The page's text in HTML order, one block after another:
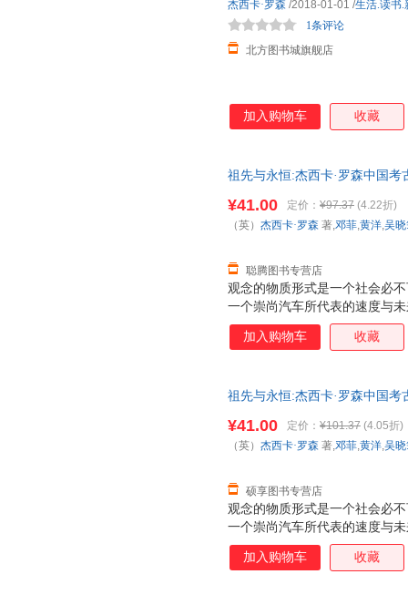
北方图书城旗舰店
1条评论
杰西卡·罗森 /2018-01-01 /生活.读书.
加入购物车 收藏
祖先与永恒:杰西卡·罗森中国
杀，欢迎选购！
观念的物质形式是一个社会必
一个崇尚汽车所代表的速度与
奉祖先的青铜器来体现个人成
¥41.00 定价： ¥97.37 (4.22折)
聪腾图书专营店
（英） 杰西卡·罗森 著,邓菲,黄洋,吴
加入购物车 收藏
祖先与永恒:杰西卡·罗森中国
杀，欢迎选购！
观念的物质形式是一个社会必
一个崇尚汽车所代表的速度与
奉祖先的青铜器来体现个人成
¥41.00 定价： ¥101.37 (4.05折)
硕享图书专营店
（英） 杰西卡·罗森 著,邓菲,黄洋,吴
加入购物车 收藏